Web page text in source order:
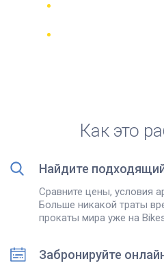
Как это
Найдите
Сравните цены, условия
Больше никакой траты
прокаты мира уже на
Забронируйте